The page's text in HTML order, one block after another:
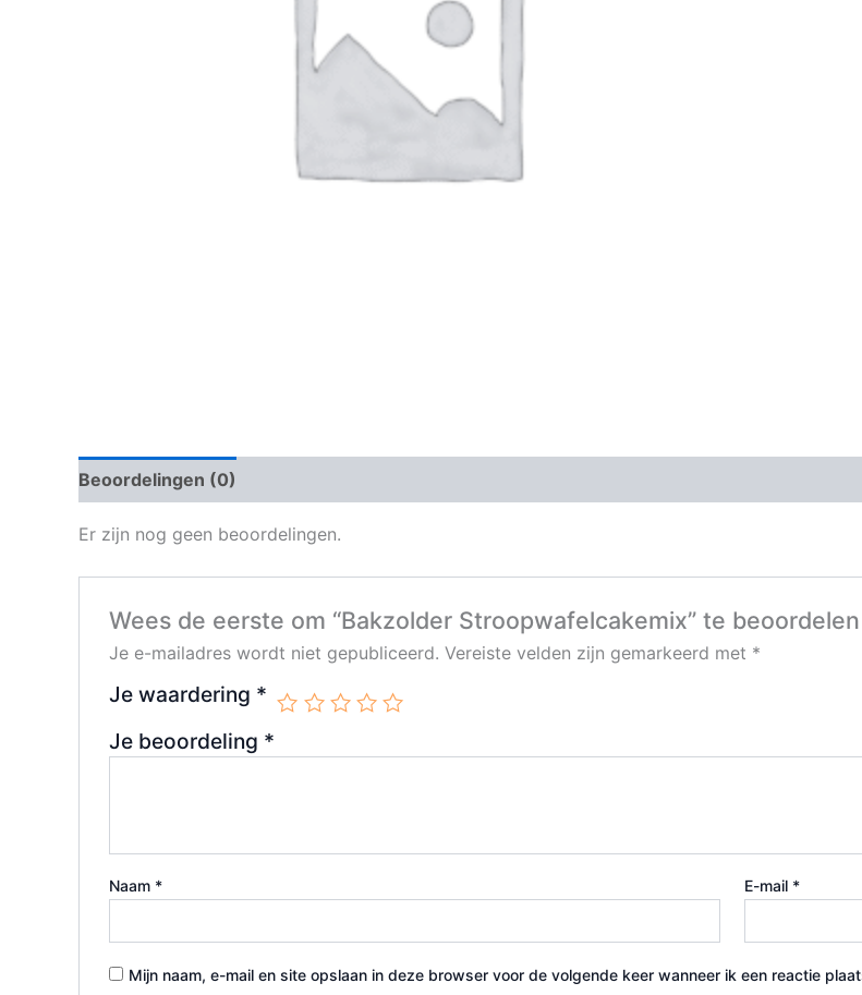
Beoordelingen (0)
Er zijn nog geen beoordelingen.
Wees de eerste om “Bakzolder Stroopwafelcakemix” te beoordelen
Je e-mailadres wordt niet gepubliceerd. Vereiste velden zijn gemarkeerd met *
Je waardering *
Je beoordeling *
Naam * E-mail *
Mijn naam, e-mail en site opslaan in deze browser voor de volgende keer wanneer ik een reactie